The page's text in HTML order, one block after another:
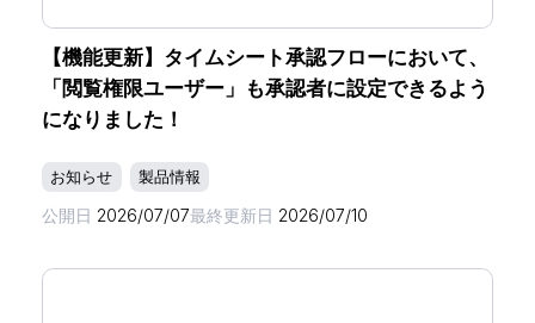
【機能更新】タイムシート承認フローにおいて、
「閲覧権限ユーザー」も承認者に設定できるよう
になりました！
お知らせ 製品情報
公開日 2026/07/07最終更新日 2026/07/10